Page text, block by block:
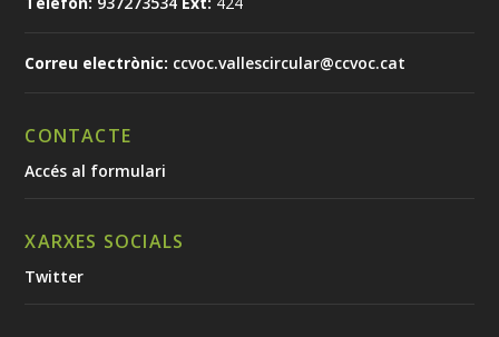
Correu electrònic: ccvoc.vallescircular@ccvoc.cat
CONTACTE
Accés al formulari
XARXES SOCIALS
Twitter